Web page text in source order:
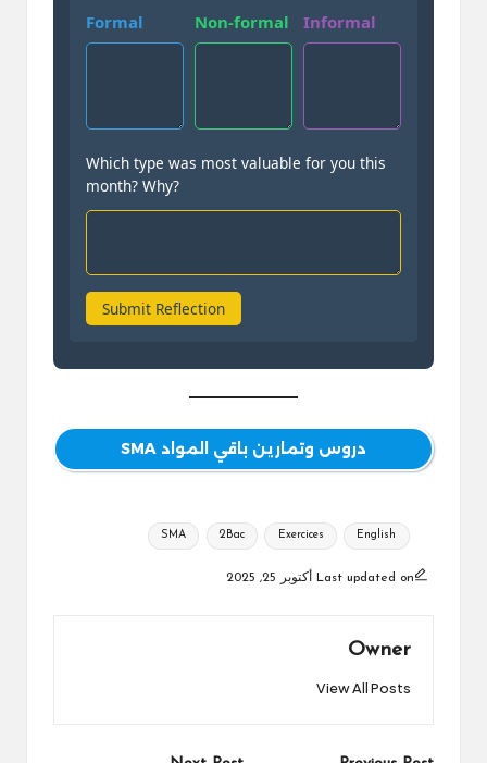
Formal Non-formal Informal
Which type was most valuable for you this
month? Why?
Submit Reflection
دروس وتمارين باقي المواد SMA
Tags:
SMA 2Bac Exercices English
Last updated on أكتوبر 25, 2025
Owner
View All Posts